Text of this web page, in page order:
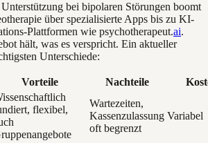
bei bipolaren Störungen boomt
über spezialisierte Apps bis zu KI-
Plattformen wie psychotherapeut.ai.
hält, was es verspricht. Ein aktueller
Unterschiede:
Vorteile Nachteile
flexibel,
Wartezeiten,
Kassenzulassung
oft begrenzt
Variabel